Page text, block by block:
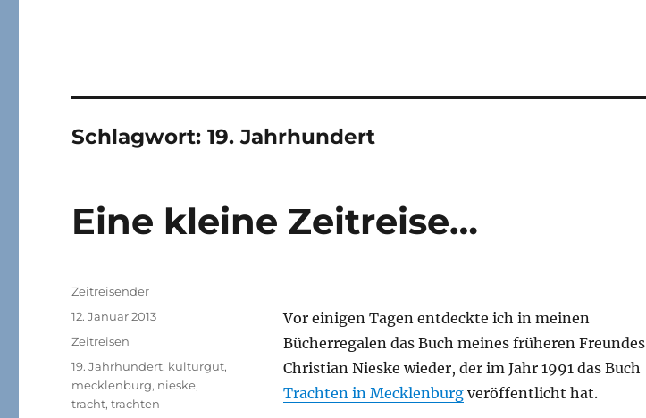
Schlagwort:19. Jahrhundert
Eine kleine Zeitreise…
Vor einigen Tagen entdeckte ich in meinen
Bücherregalen das Buch meines früheren Freundes
Christian Nieske wieder, der im Jahr 1991 das Buch
Trachten in Mecklenburgveröffentlicht hat.
Autor
Zeitreisender
Veröffentlicht
am
12. Januar 2013
Kategorien
Zeitreisen
Schlagwörter
19. Jahrhundert, kulturgut,
mecklenburg, nieske,
tracht,trachten